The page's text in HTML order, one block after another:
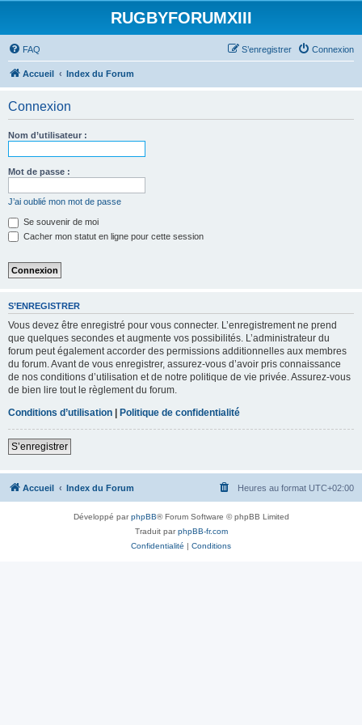
RUGBYFORUMXIII
FAQ Connexion
S’enregistrer
Accueil Index du Forum
Connexion
Nom d’utilisateur :
Mot de passe :
J’ai oublié mon mot de passe
Se souvenir de moi
Cacher mon statut en ligne pour cette session
S’ENREGISTRER
Vous devez être enregistré pour vous connecter. L’enregistrement ne prend
que quelques secondes et augmente vos possibilités. L’administrateur du
forum peut également accorder des permissions additionnelles aux membres
du forum. Avant de vous enregistrer, assurez-vous d’avoir pris connaissance
de nos conditions d’utilisation et de notre politique de vie privée. Assurez-vous
de bien lire tout le règlement du forum.
Conditions d’utilisation | Politique de confidentialité
S’enregistrer
Accueil Index du Forum Heures au format UTC+02:00
Développé parphpBB® Forum Software © phpBB Limited
Traduit parphpBB-fr.com
Confidentialité | Conditions